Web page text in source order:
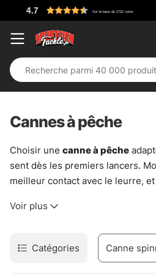
Cannes à pêche
Choisir une canne à pêche
sent dès les premiers lancers.
meilleur contact avec le leurre,
decannes à pêche
En eau douce comme en mer,
logique simple. Une canne
Voir plus
Catégories Canne